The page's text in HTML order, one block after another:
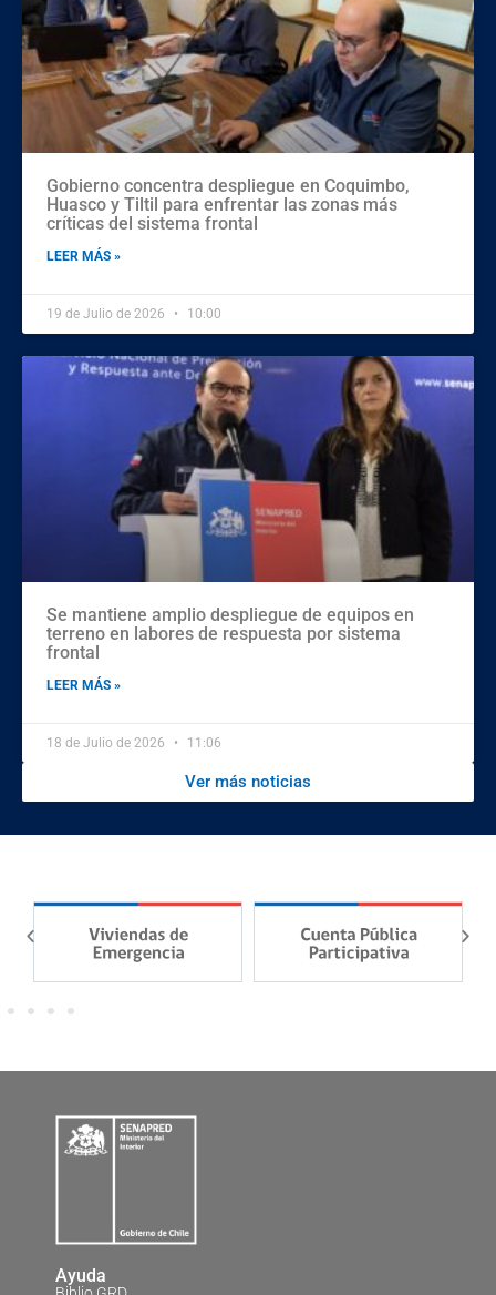
Gobierno concentra despliegue en Coquimbo,
Huasco y Tiltil para enfrentar las zonas más
críticas del sistema frontal
LEER MÁS »
19 de Julio de 2026 10:00
Se mantiene amplio despliegue de equipos en
terreno en labores de respuesta por sistema
frontal
LEER MÁS »
18 de Julio de 2026 11:06
Ver más noticias
Ayuda